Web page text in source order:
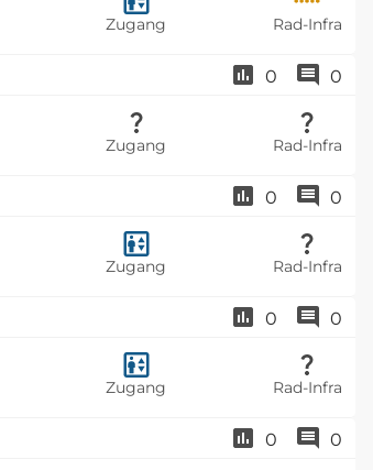
Zugang Rad-Infra
0 0
Zugang Rad-Infra
0 0
Zugang Rad-Infra
0 0
Zugang Rad-Infra
0 0